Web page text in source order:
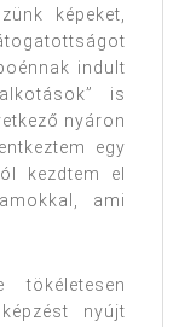
képeket,
indult
is
nyáron
egy
kezdtem el
ami
tökéletesen
nyújt